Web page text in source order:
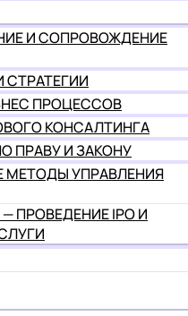
И СОПРОВОЖДЕНИЕ
ПРОЦЕССОВ
КОНСАЛТИНГА
ПРАВУ И ЗАКОНУ
УПРАВЛЕНИЯ
ПРОВЕДЕНИЕ IPO И